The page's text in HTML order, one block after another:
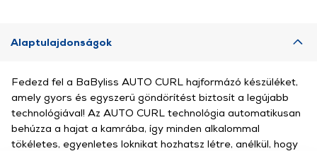
Alaptulajdonságok
Fedezd fel a BaByliss AUTO CURL hajformázó készüléket,
amely gyors és egyszerű göndörítést biztosít a legújabb
technológiával! Az AUTO CURL technológia automatikusan
behúzza a hajat a kamrába, így minden alkalommal
tökéletes, egyenletes loknikat hozhatsz létre, anélkül, hogy